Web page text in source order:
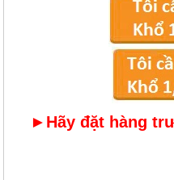
►Hãy đặt hàng